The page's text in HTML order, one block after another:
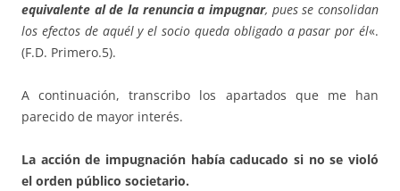
equivalente al de la renuncia a impugnar, pues se consolidan
los efectos de aquél y el socio queda obligado a pasar por él«.
(F.D. Primero.5).
A continuación, transcribo los apartados que me han
parecido de mayor interés.
La acción de impugnación había caducado si no se violó
el orden público societario.